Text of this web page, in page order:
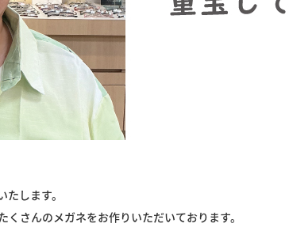
します。
さんのメガネをお作りいただいております。